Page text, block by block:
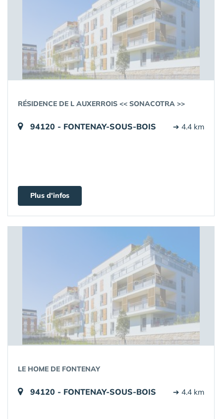
RÉSIDENCE DE L AUXERROIS << SONACOTRA >>
94120 - FONTENAY-SOUS-BOIS ➔ 4.4 km
Plus d'infos
LE HOME DE FONTENAY
94120 - FONTENAY-SOUS-BOIS ➔ 4.4 km